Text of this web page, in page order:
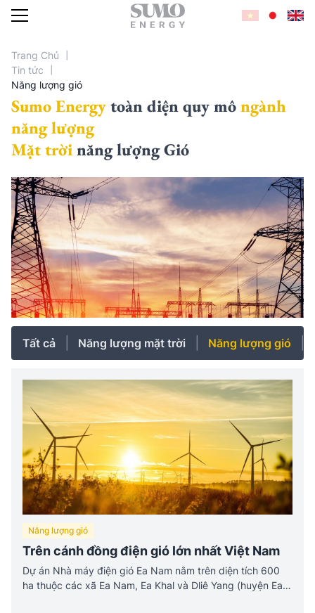
Trang Chủ
Tin tức
Năng lượng gió
Sumo Energytoàn diện quy môngành
năng lượng
Mặt trờinăng lượng Gió
Tất cả Năng lượng mặt trời Năng lượng gió
Năng lượng gió
Trên cánh đồng điện gió lớn nhất Việt Nam
Dự án Nhà máy điện gió Ea Nam nằm trên diện tích 600
ha thuộc các xã Ea Nam, Ea Khal và Dliê Yang (huyện Ea